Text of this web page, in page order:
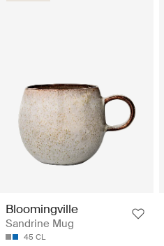
Bloomingville
Sandrine Mug
45 CL